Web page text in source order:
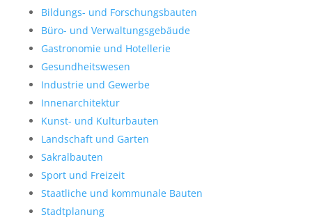
Bildungs- und Forschungsbauten
Büro- und Verwaltungsgebäude
Gastronomie und Hotellerie
Gesundheitswesen
Industrie und Gewerbe
Innenarchitektur
Kunst- und Kulturbauten
Landschaft und Garten
Sakralbauten
Sport und Freizeit
Staatliche und kommunale Bauten
Stadtplanung